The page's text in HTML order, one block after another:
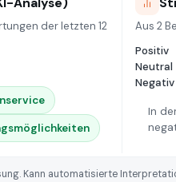
der letzten 12
Aus 2
Positiv
Neutral
Negativ
In
Kann automatisierte